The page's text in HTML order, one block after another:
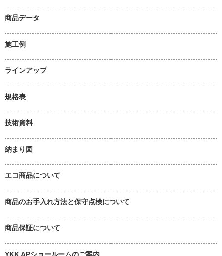
商品データ
施工例
ラインアップ
規格表
技術資料
納まり図
エコ商品について
商品のお手入れ方法と保守点検について
商品保証について
YKK APショールームのご案内